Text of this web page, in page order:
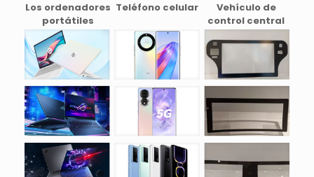
Los ordenadores
portátiles
Teléfono celular
Vehículo de
control central